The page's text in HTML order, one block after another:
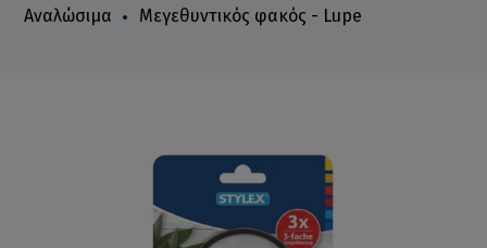
Αναλώσιμα
Μεγεθυντικός φακός - Lupe